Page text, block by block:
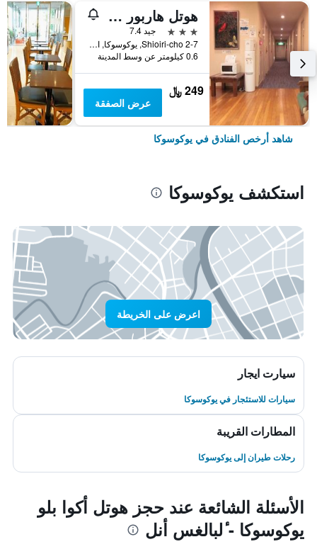
هوتل هاربور يوكوسوكا
3 نجوم
جيد 7.4
2-7 Shioiri-cho, يوكوسوكا, اليابان
0.6 كيلومتر عن وسط المدينة
249 ﷼
عرض الصفقة
شاهد أرخص الفنادق في يوكوسوكا
استكشف يوكوسوكا
اعرض على الخريطة
سيارت ايجار
سيارات للاستئجار في يوكوسوكا
المطارات القريبة
رحلات طيران إلى يوكوسوكا
الأسئلة الشائعة عند حجز هوتل أكوا بلو
يوكوسوكا - ٔلبالغس أنل